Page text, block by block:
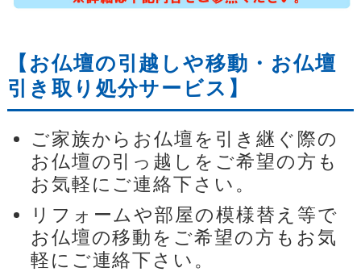
【お仏壇の引越しや移動・お仏壇
引き取り処分サービス】
ご家族からお仏壇を引き継ぐ際の
お仏壇の引っ越しをご希望の方も
お気軽にご連絡下さい。
リフォームや部屋の模様替え等で
お仏壇の移動をご希望の方もお気
軽にご連絡下さい。